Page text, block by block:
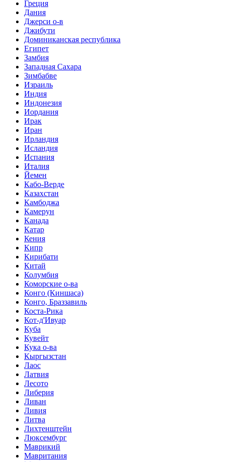
Греция
Дания
Джерси о-в
Джибути
Доминиканская республика
Египет
Замбия
Западная Сахара
Зимбабве
Израиль
Индия
Индонезия
Иордания
Ирак
Иран
Ирландия
Исландия
Испания
Италия
Йемен
Кабо-Верде
Казахстан
Камбоджа
Камерун
Канада
Катар
Кения
Кипр
Кирибати
Китай
Колумбия
Коморские о-ва
Конго (Киншаса)
Конго, Браззавиль
Коста-Рика
Кот-д'Ивуар
Куба
Кувейт
Кука о-ва
Кыргызстан
Лаос
Латвия
Лесото
Либерия
Ливан
Ливия
Литва
Лихтенштейн
Люксембург
Маврикий
Мавритания